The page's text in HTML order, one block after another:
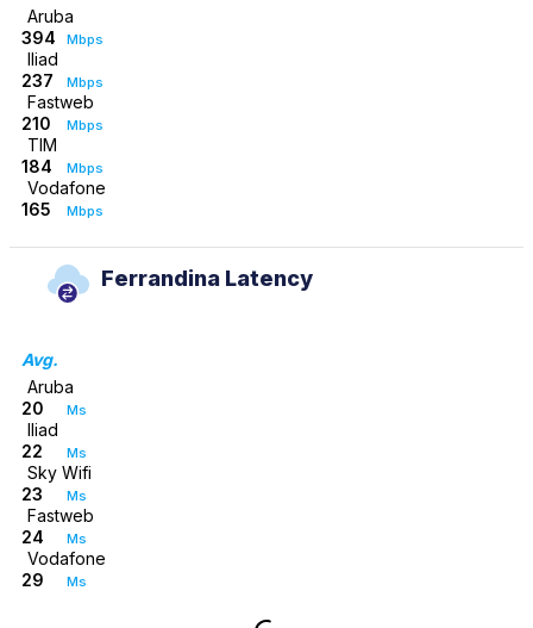
Aruba
394
Mbps
Iliad
237
Mbps
Fastweb
210
Mbps
TIM
184
Mbps
Vodafone
165
Mbps
Ferrandina Latency
Avg.
Aruba
20
Ms
Iliad
22
Ms
Sky Wifi
23
Ms
Fastweb
24
Ms
Vodafone
29
Ms